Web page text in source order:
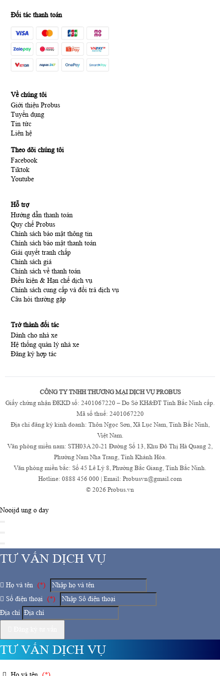
Đối tác thanh toán
Về chúng tôi
Giới thiệu Probus
Tuyển dụng
Tin tức
Liên hệ
Theo dõi chúng tôi
Facebook
Tiktok
Youtube
Hỗ trợ
Hướng dẫn thanh toán
Quy chế Probus
Chính sách bảo mật thông tin
Chính sách bảo mật thanh toán
Giải quyết tranh chấp
Chính sách giá
Chính sách về thanh toán
Điều kiện & Hạn chế dịch vụ
Chính sách cung cấp và đổi trả dịch vụ
Câu hỏi thường gặp
Trở thành đối tác
Dành cho nhà xe
Hệ thống quản lý nhà xe
Đăng ký hợp tác
CÔNG TY TNHH THƯƠNG MẠI DỊCH VỤ PROBUS
Giấy chứng nhận ĐKKD số: 2401067220 – Do Sở KH&ĐT Tỉnh Bắc Ninh cấp.
Mã số thuế: 2401067220
Địa chỉ đăng ký kinh doanh: Thôn Ngọc Sơn, Xã Lục Nam, Tỉnh Bắc Ninh,
Việt Nam.
Văn phòng miền nam: STH03A 20-21 Đường Số 13, Khu Đô Thị Hà Quang 2,
Phường Nam Nha Trang, Tỉnh Khánh Hòa.
Văn phòng miền bắc: Số 45 Lê Lý 8, Phường Bắc Giang, Tỉnh Bắc Ninh.
Hotline: 0888 456 000 | Email: Probusvn@gmail.com
© 2026 Probus.vn
Nooijd ung o day
TƯ VẤN DỊCH VỤ
Họ và tên
(*)
Số điện thoại
(*)
Địa chỉ
TƯ VẤN DỊCH VỤ